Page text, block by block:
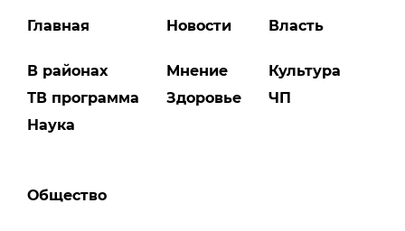
Главная
В районах
ТВ программа
Наука
Новости
Мнение
Здоровье
Власть
Культура
ЧП
Общество